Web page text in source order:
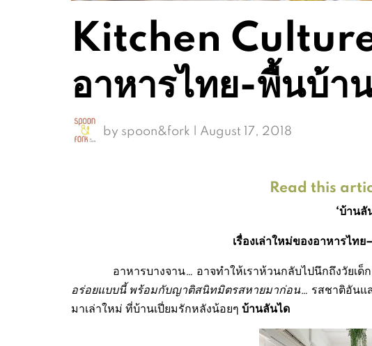
Kitchen Culture:
อาหารไทย-พื้นบ้า
by spoon&fork | August 17, 2018
Read this
‘บ้านลั
เรื่องเล่าใหม่ของอาหารไทย–
อาหารบางจาน… อาจทำให้เราห้วนกลับไปนึกถึงวัยเด็ก
อร่อยแบบนี้ พร้อมกับญาติสนิทมิตรสหายมาก่อน… รสชาติอันแ
มาเล่าใหม่ ที่บ้านเปี่ยมรักหลังน้อยๆ บ้านลันได